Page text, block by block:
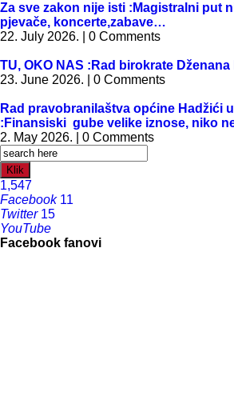
Za sve zakon nije isti :Magistralni put
pjevače, koncerte,zabave…
22. July 2026. | 0 Comments
TU, OKO NAS :Rad birokrate Dženana
23. June 2026. | 0 Comments
Rad pravobranilaštva općine Hadžići
:Finansiski gube velike iznose, niko
2. May 2026. | 0 Comments
Klik
1,547
Facebook 11
Twitter 15
YouTube
Facebook fanovi